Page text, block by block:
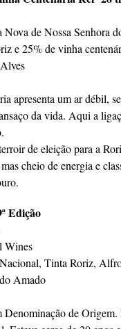
de Nossa Senhora
e 25% de vinha
apresenta um ar débil,
da vida. Aqui a
de eleição para a
cheio de energia e
Edição
Wines
Tinta Roriz,
Amado
de Origem.